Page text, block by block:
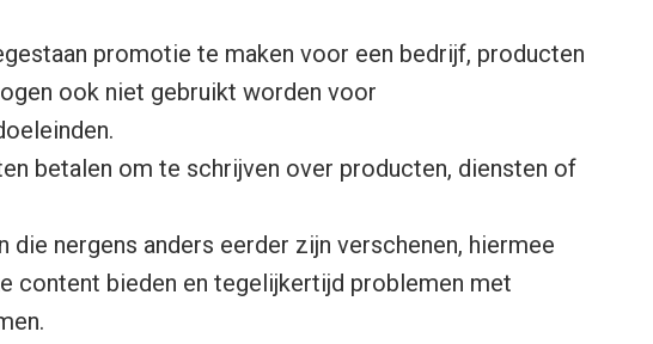
promotie te maken voor een bedrijf, producten
ook niet gebruikt worden voor
betalen om te schrijven over producten, diensten of
die nergens anders eerder zijn verschenen, hiermee
content bieden en tegelijkertijd problemen met